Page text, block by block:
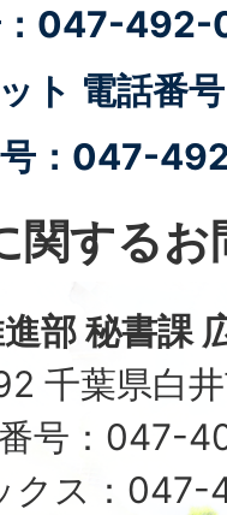
：047-
ト 電話
号：047-
関する
部 秘書課
千葉県白
号：047-
クス：047-